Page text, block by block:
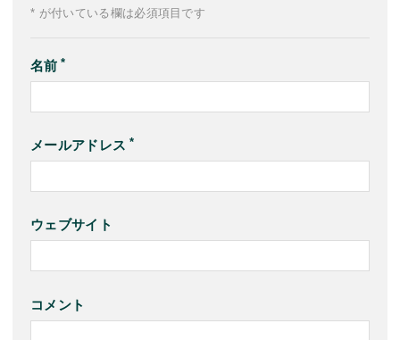
* が付いている欄は必須項目です
名前
メールアドレス
ウェブサイト
コメント